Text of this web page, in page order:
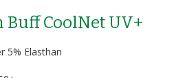
Buff CoolNet UV+
5% Elasthan